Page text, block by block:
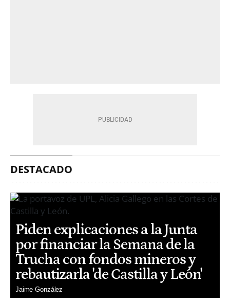
DESTACADO
Piden explicaciones a la Junta
por financiar la Semana de la
Trucha con fondos mineros y
rebautizarla 'de Castilla y León'
Jaime González